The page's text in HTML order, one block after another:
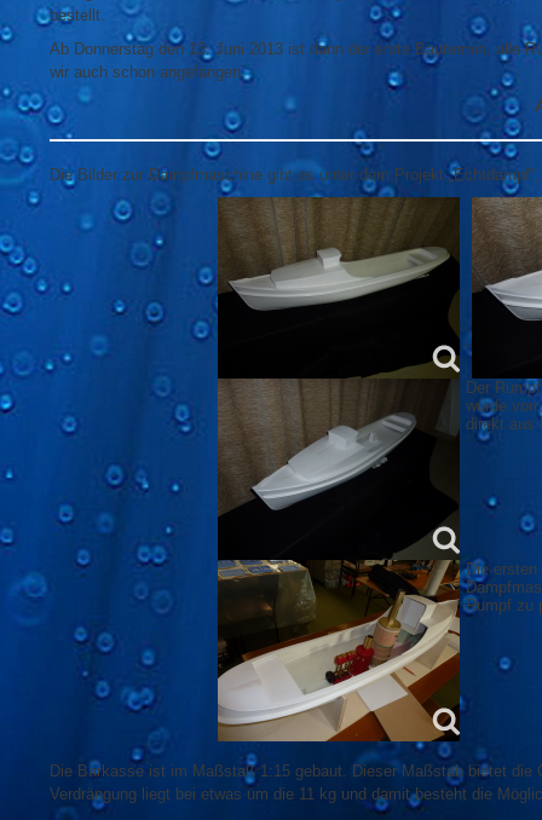
bestellt.
Ab Donnerstag den 13. Juni 2013 ist dann der erste Bautermin, alle
wir auch schon angefangen.
Die Bilder zur Dampfmaschine gibt es unter dem Projekt
Der
wurde
direkt aus
Die ersten
Rumpf zu
Die Barkasse ist im Maßstaß 1:15 gebaut. Dieser Maßstab bietet
Verdrängung liegt bei etwas um die 11 kg und damit besteht die